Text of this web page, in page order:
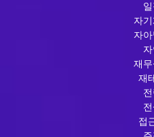
자
자
재
재
접